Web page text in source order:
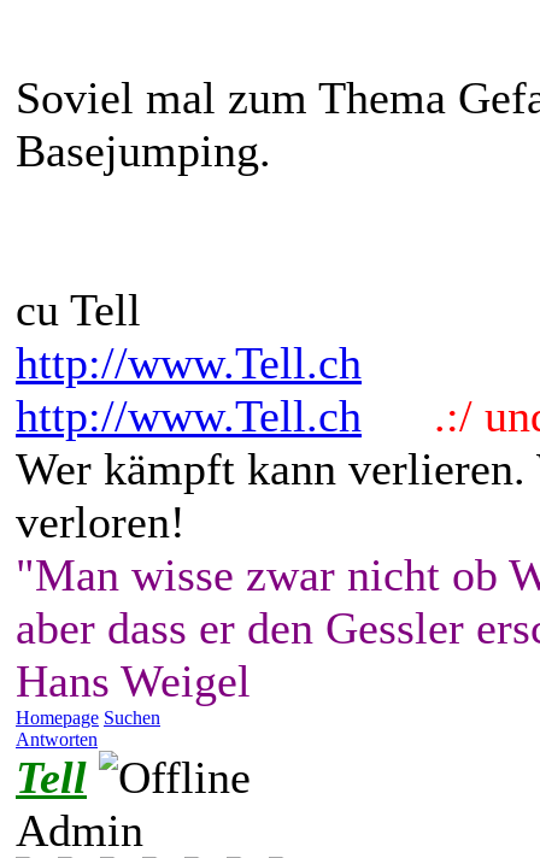
Soviel mal zum Thema
Basejumping.
cu Tell
http://www.Tell.ch
http://www.Tell.ch
.:/
Wer kämpft kann
verloren!
"Man wisse zwar nicht ob
aber dass er den Gessler
Hans Weigel
Homepage Suchen
Antworten
Tell
Admin